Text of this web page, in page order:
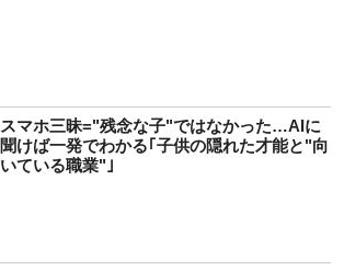
スマホ三昧="残念な子"ではなかった…AIに
聞けば一発でわかる｢子供の隠れた才能と"向
いている職業"｣